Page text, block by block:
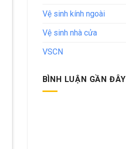
Vệ sinh kính ngoài
Vệ sinh nhà cửa
VSCN
BÌNH LUẬN GẦN ĐÂY